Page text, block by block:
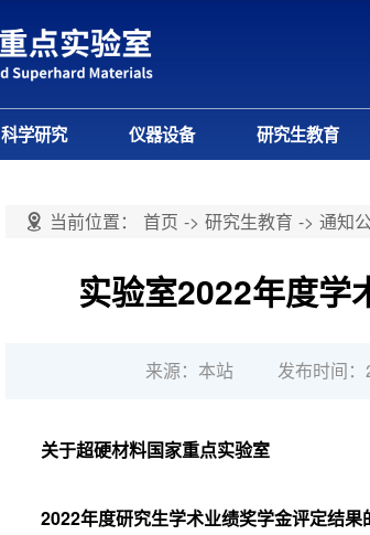
科学研究 仪器设备 研究生教育
当前位置： 首页 -> 研究生教育 -> 通知
实验室2022年度学
来源：本站 发布时间
关于超硬材料国家重点实验室
2022年度研究生学术业绩奖学金评定结果